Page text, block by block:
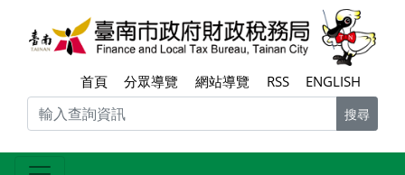
跳到主要內容區塊
首頁 分眾導覽 網站導覽 RSS ENGLISH
搜尋